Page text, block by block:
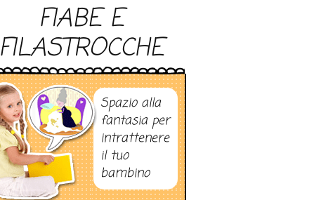
FIABE E
FILASTROCCHE
Spazio alla
fantasia per
intrattenere
il tuo
bambino